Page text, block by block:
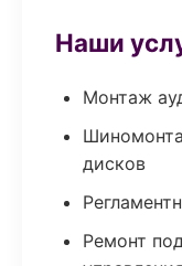
Наши
Монтаж
дисков
Ремонт